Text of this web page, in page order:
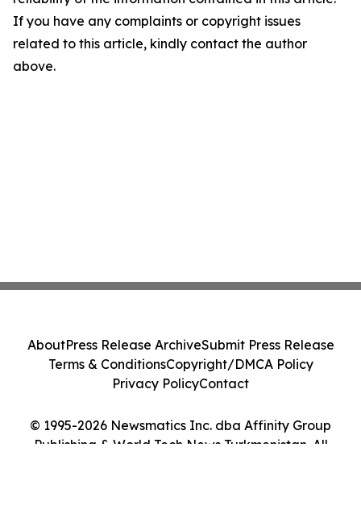
If you have any complaints or copyright issues
related to this article, kindly contact the author
above.
© 1995-2026 Newsmatics Inc. dba Affinity Group
Publishing & World Tech News Turkmenistan. All
AboutPress Release ArchiveSubmit Press Release
Terms & ConditionsCopyright/DMCA Policy
Privacy PolicyContact